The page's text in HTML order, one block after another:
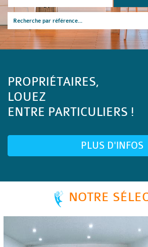
PROPRIÉTAIRES,
LOUEZ
ENTRE PARTICULIERS !
PLUS D'INFOS
NOTRE